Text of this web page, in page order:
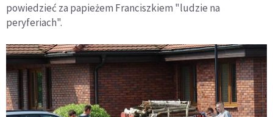
powiedzieć za papieżem Franciszkiem "ludzie na
peryferiach".